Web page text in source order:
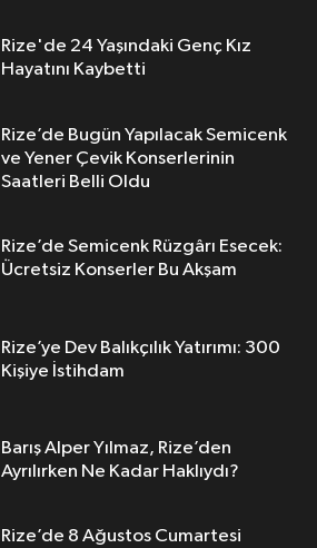
Rize'de 24 Yaşındaki Genç Kız
Hayatını Kaybetti
Rize’de Bugün Yapılacak Semicenk
ve Yener Çevik Konserlerinin
Saatleri Belli Oldu
Rize’de Semicenk Rüzgârı Esecek:
Ücretsiz Konserler Bu Akşam
Rize’ye Dev Balıkçılık Yatırımı: 300
Kişiye İstihdam
Barış Alper Yılmaz, Rize’den
Ayrılırken Ne Kadar Haklıydı?
Rize’de 8 Ağustos Cumartesi